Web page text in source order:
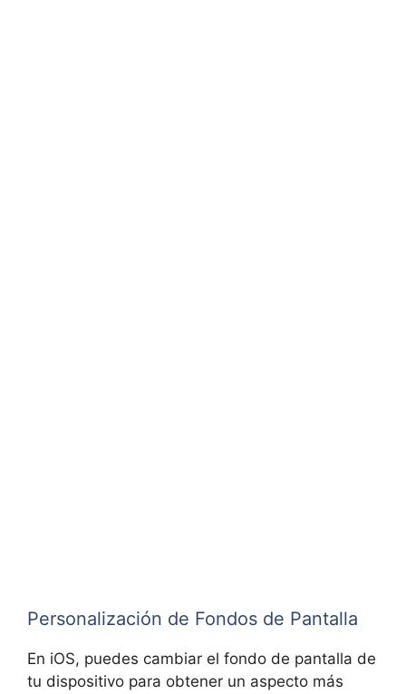
Personalización de Fondos de Pantalla
En iOS, puedes cambiar el fondo de pantalla de
tu dispositivo para obtener un aspecto más